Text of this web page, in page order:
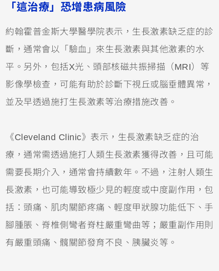
「這治療」恐增患病風險
約翰霍普金斯大學醫學院表示，生長激素缺乏症的診
斷，通常會以「驗血」來生長激素與其他激素的水
平。另外，包括X光、頭部核磁共振掃描（MRI）等
影像學檢查，可能有助於診斷下視丘或腦垂體異常，
並及早透過施打生長激素等治療措施改善。
《Cleveland Clinic》表示，生長激素缺乏症的治
療，通常需透過施打人類生長激素獲得改善，且可能
需要長期介入，通常會持續數年。不過，注射人類生
長激素，也可能導致極少見的輕度或中度副作用，包
括：頭痛、肌肉關節疼痛、輕度甲狀腺功能低下、手
腳腫脹、脊椎側彎者脊柱嚴重彎曲等；嚴重副作用則
有嚴重頭痛、髖關節發育不良、胰臟炎等。